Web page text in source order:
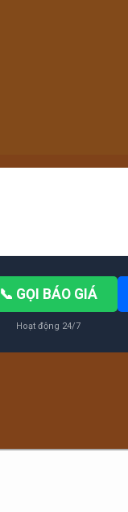
📞 GỌI BÁO GIÁ
Hoạt động 24/7